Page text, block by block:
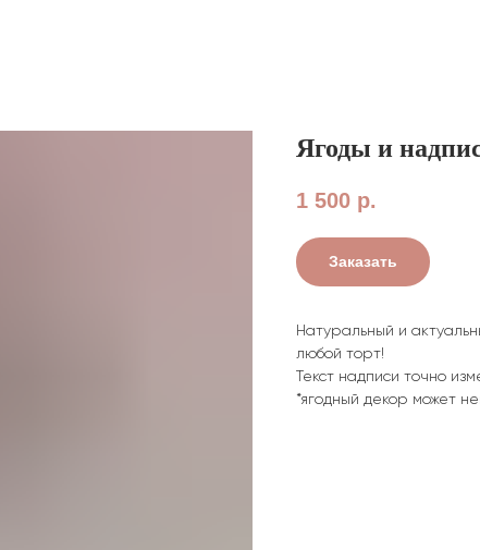
Ягоды и
1 500 р.
Заказать
Натуральный и
любой торт!
Текст надписи точно
*ягодный декор может